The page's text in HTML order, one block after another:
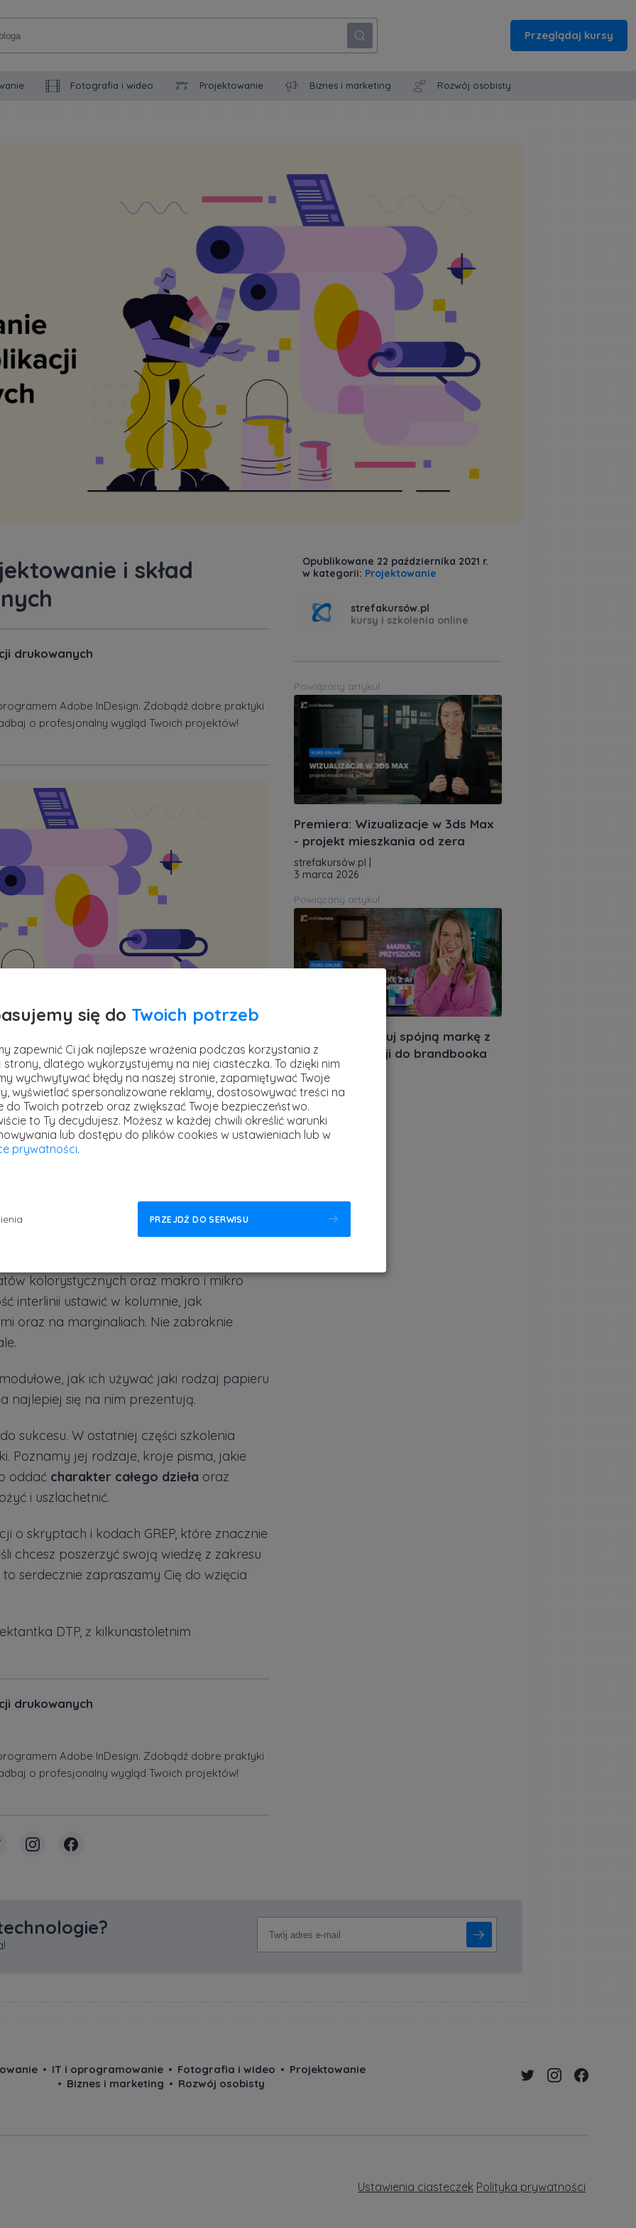
Przeglądaj kursy
Fotografia i wideo Projektowanie Biznes i marketing Rozwój osobisty
i skład
drukowanych
Adobe InDesign. Zdobądź dobre praktyki
o profesjonalny wygląd Twoich projektów!
tekstów na potrzeby druku i publikacji
swój warsztat i poznać dobre praktyki
Dobrze trafiłeś. Przedstawiamy
publikacji drukowanych
i triki, które autorka kursu zebrała w
branży DTP
. Dzięki nim skład publikacji
się teorią koloru, narzędziem
kolorystycznych oraz makro i mikro
interlinii ustawić w kolumnie, jak
oraz na marginaliach. Nie zabraknie
jak ich używać jaki rodzaj papieru
najlepiej się na nim prezentują.
sukcesu. W ostatniej części szkolenia
Poznamy jej rodzaje, kroje pisma, jakie
oddać charakter całego dzieła oraz
i uszlachetnić.
o skryptach i kodach GREP, które znacznie
chcesz poszerzyć swoją wiedzę z zakresu
to serdecznie zapraszamy Cię do wzięcia
DTP, z kilkunastoletnim
drukowanych
Adobe InDesign. Zdobądź dobre praktyki
o profesjonalny wygląd Twoich projektów!
Opublikowane 22 października 2021 r.
w kategorii: Projektowanie
strefakursów.pl
kursy i szkolenia online
Powiązany artykuł
Premiera: Wizualizacje w 3ds Max
- projekt mieszkania od zera
strefakursów.pl
3 marca 2026
Powiązany artykuł
Premiera: Zbuduj spójną markę z
AI - od koncepcji do brandbooka
strefakursów.pl
20 lutego 2026
IT i oprogramowanie Fotografia i wideo
Projektowanie
Biznes i marketing
Rozwój osobisty
Ustawienia ciasteczek Polityka prywatności
się do Twoich potrzeb
zapewnić Ci jak najlepsze wrażenia podczas korzystania z
strony, dlatego wykorzystujemy na niej ciasteczka. To dzięki nim
wychwytywać błędy na naszej stronie, zapamiętywać Twoje
wyświetlać spersonalizowane reklamy, dostosowywać treści na
do Twoich potrzeb oraz zwiększać Twoje bezpieczeństwo.
to Ty decydujesz. Możesz w każdej chwili określić warunki
lub dostępu do plików cookies w ustawieniach lub w
prywatności.
PRZEJDŹ DO SERWISU